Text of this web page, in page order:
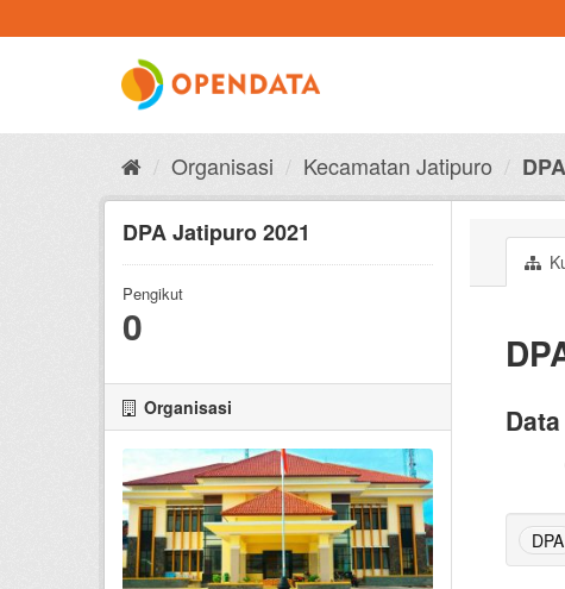
to
Organisasi Kecamatan Jatipuro
DPA Jatipuro 2021
Pengikut
0
Organisasi
DPA